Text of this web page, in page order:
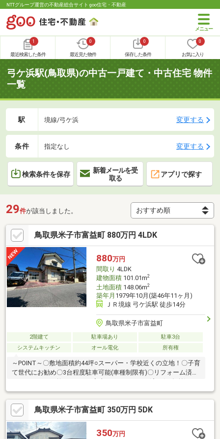
NTTグループ運営の不動産総合サイト goo住宅・不動産
1
最近検索した条件
0
最近見た物件
0
保存した条件
0
お気に入り
弓ケ浜駅(鳥取県)の中古一戸建て・中古住宅 物件
一覧
駅 境線/弓ケ浜 変更する
条件 指定なし 変更する
検索条件を保存
新着メールを受
取る
アプリで探す
29件が該当しました。
鳥取県米子市富益町 880万円 4LDK
880万円
間取り 4LDK
建物面積101.01m2
土地面積148.06m2
築年月 1979年10月(築46年11ヶ月)
ＪＲ境線 弓ケ浜駅 徒歩14分
鳥取県米子市富益町
2階建て 駐車場あり
駐車3台
システムキッチン
オール電化 所有権
～POINT～〇敷地面積約44坪○スーパー・学校近くの立地！〇子育
て世代にお勧め〇3台程度駐車可能(車種制限有)〇リフォーム済み
コキュートR7年10月頃新調済み■エアコンは残置物になります。■
合併浄化槽/5人槽■オール電化物件■地籍調査済み＜周辺環境＞・
弓ヶ浜小学校まで徒歩約4分・弓ヶ浜中学校まで徒歩約14分
鳥取県米子市富益町 350万円 5DK
350万円